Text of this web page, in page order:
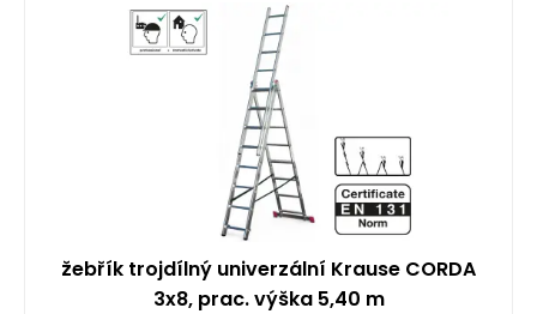
žebřík trojdílný univerzální Krause CORDA
3x8, prac. výška 5,40 m